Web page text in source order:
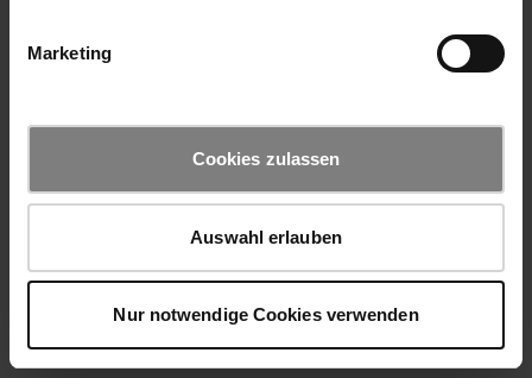
Marketing
Cookies zulassen
Auswahl erlauben
Nur notwendige Cookies verwenden